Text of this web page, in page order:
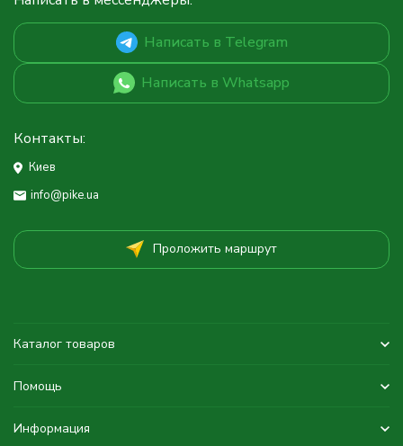
Написать в Telegram
Написать в Whatsapp
Контакты:
Киев
info@pike.ua
Проложить маршрут
Каталог товаров
Помощь
Информация